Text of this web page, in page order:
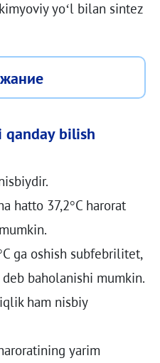
yo‘l bilan sintez
bilish
hatto 37,2°C harorat
ga oshish subfebrilitet,
baholanishi mumkin.
ham nisbiy
yarim